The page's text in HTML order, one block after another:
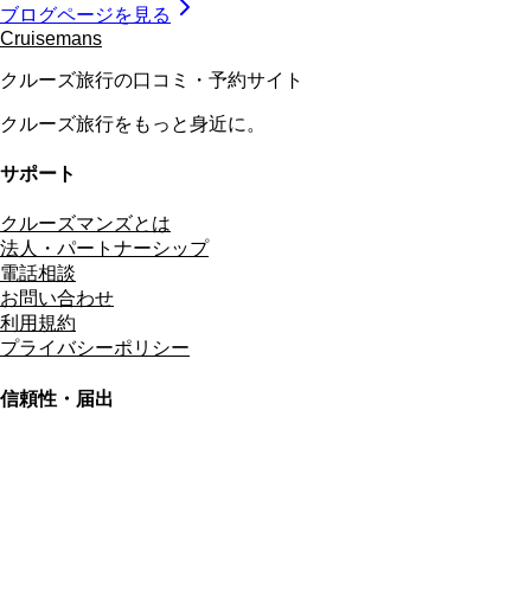
ブログページを見る
Cruisemans
クルーズ旅行の口コミ・予約サイト
クルーズ旅行をもっと身近に。
サポート
クルーズマンズとは
法人・パートナーシップ
電話相談
お問い合わせ
利用規約
プライバシーポリシー
信頼性・届出